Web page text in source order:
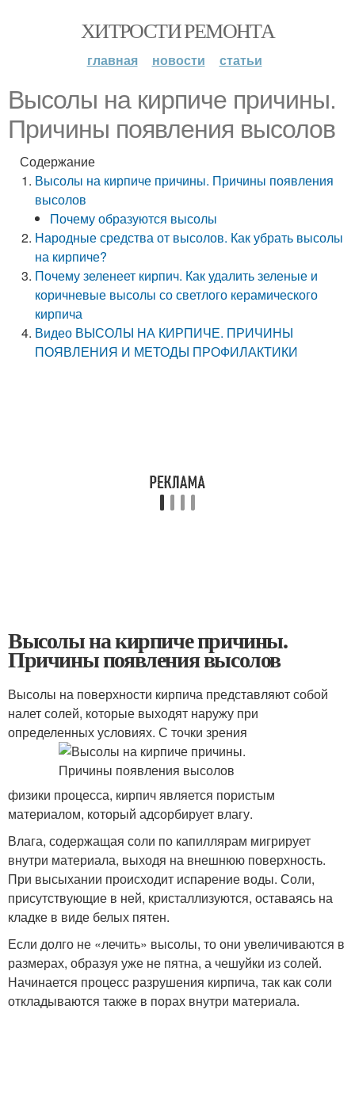
ХИТРОСТИ РЕМОНТА
главная новости статьи
Высолы на кирпиче причины.
Причины появления высолов
Содержание
Высолы на кирпиче причины. Причины появления
высолов
Почему образуются высолы
Народные средства от высолов. Как убрать высолы
на кирпиче?
Почему зеленеет кирпич. Как удалить зеленые и
коричневые высолы со светлого керамического
кирпича
Видео ВЫСОЛЫ НА КИРПИЧЕ. ПРИЧИНЫ
ПОЯВЛЕНИЯ И МЕТОДЫ ПРОФИЛАКТИКИ
Высолы на кирпиче причины.
Причины появления высолов
Высолы на поверхности кирпича представляют собой
налет солей, которые выходят наружу при
определенных условиях. С точки зрения
физики процесса, кирпич является пористым
материалом, который адсорбирует влагу.
Влага, содержащая соли по капиллярам мигрирует
внутри материала, выходя на внешнюю поверхность.
При высыхании происходит испарение воды. Соли,
присутствующие в ней, кристаллизуются, оставаясь на
кладке в виде белых пятен.
Если долго не «лечить» высолы, то они увеличиваются в
размерах, образуя уже не пятна, а чешуйки из солей.
Начинается процесс разрушения кирпича, так как соли
откладываются также в порах внутри материала.